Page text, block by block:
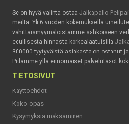
Se on hyvä valinta ostaa Jalkapallo
meiltä. Yli 6 vuoden kokemuksella
vähittäismyymälöistämme sähköiseen
edullisesta hinnasta korkealaatuisilla
300000 tyytyväistä asiakasta on ostanut
Pidämme yllä erinomaiset palvelutasot
TIETOSIVUT
Käyttöehdot
Koko-opas
Kysymyksiä maksaminen